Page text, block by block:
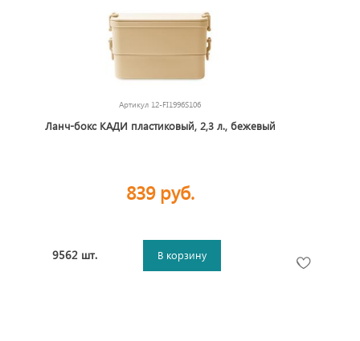
Артикул 12-FI1996S106
Ланч-бокс КАДИ пластиковый, 2,3 л., бежевый
839 руб.
9562 шт. В корзину